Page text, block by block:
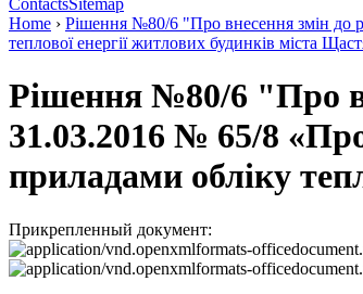
ContactsSitemap
Home › Рішення №80/6 "Про внесення змін до
теплової енергії житлових будинків міста
Рішення №80/6 "Про
31.03.2016 № 65/8
приладами обліку
Прикрепленный документ: